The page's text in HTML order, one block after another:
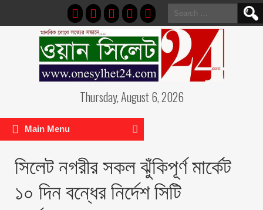
Search
for:
Thursday, August 6, 2026
Main Menu
সিলেট নগরীর সকল ঝুঁকিপূর্ণ মার্কেট
১০ দিন বন্ধের নির্দেশ সিটি